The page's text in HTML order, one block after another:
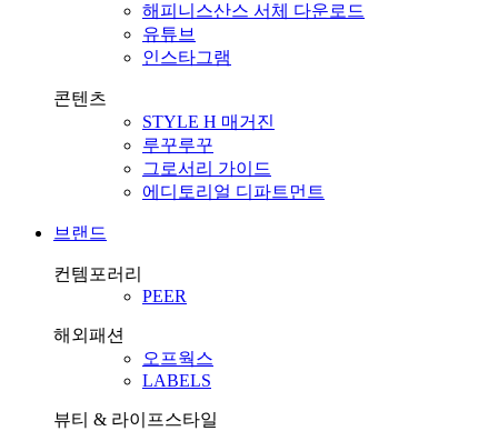
해피니스산스 서체 다운로드
유튜브
인스타그램
콘텐츠
STYLE H 매거진
루꾸루꾸
그로서리 가이드
에디토리얼 디파트먼트
브랜드
컨템포러리
PEER
해외패션
오프웍스
LABELS
뷰티 & 라이프스타일